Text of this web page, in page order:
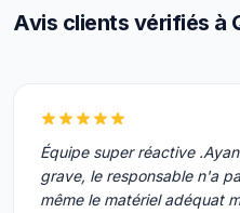
Avis clients vérifiés à
Équipe super réactive
grave, le responsable n'a
même le matériel adéquat